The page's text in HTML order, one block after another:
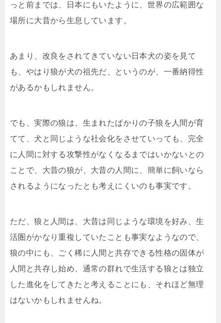
っと前までは、日本にもいたように、世界の広範囲な
場所に大昔から生息しています。
あまり、改良をされてきていない日本犬の姿を見て
も、やはり狼が犬の祖先だ、というのが、一番納得性
があるかもしれません。
でも、実際の狼は、生まれたばかりの子狼を人間が育
てて、犬と同じような社会化をさせていっても、完全
に人間に対する攻撃性がなくなるまではいかないとの
ことで、大昔の狼が、大昔の人間に、簡単に飼いなら
されるようになったとも考えにくいのも事実です。
ただ、狼と人間は、大昔は同じような環境を好み、生
活圏がかなり重複していたことも事実なようなので、
狼の中にも、ごく稀に人間と共存できる性格の固体が
人間と共存し始め、通常の群れで生活する狼とは独立
した進化をしてきたと考えることにも、それほど無理
はないかもしれませんね。